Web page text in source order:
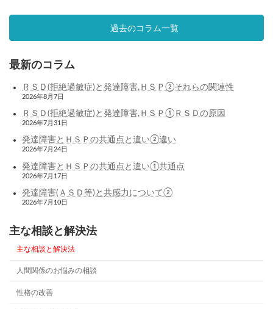
過去のコラム一覧
最新のコラム
ＲＳＤ(拒絶過敏症)と発達障害,ＨＳＰ②それらの関連性
2026年8月7日
ＲＳＤ(拒絶過敏症)と発達障害,ＨＳＰ①ＲＳＤの原因
2026年7月31日
発達障害とＨＳＰの共通点と違い②違い
2026年7月24日
発達障害とＨＳＰの共通点と違い①共通点
2026年7月17日
発達障害(ＡＳＤ等)と共感力について②
2026年7月10日
主な相談と解決法
主な相談と解決法
人間関係のお悩みの相談
性格の改善